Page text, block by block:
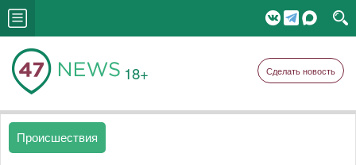
18+ Сделать новость
Происшествия